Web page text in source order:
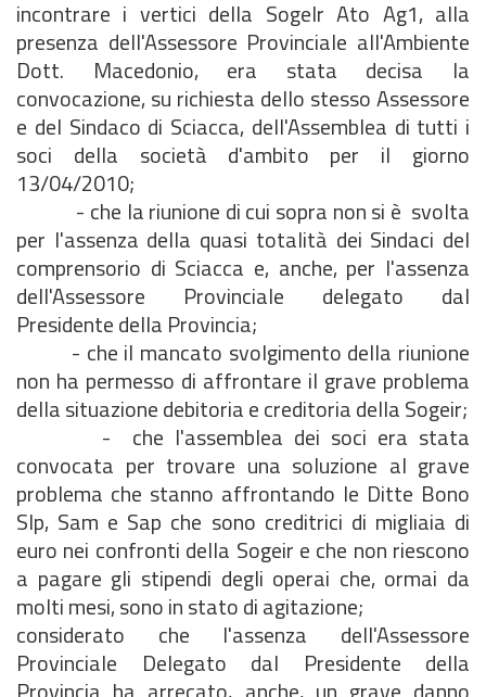
incontrare i vertici della SogeIr Ato Ag1, alla
presenza dell'Assessore Provinciale all'Ambiente
Dott. Macedonio, era stata decisa la
convocazione, su richiesta dello stesso Assessore
e del Sindaco di Sciacca, dell'Assemblea di tutti i
soci della società d'ambito per il giorno
13/04/2010;
- che la riunione di cui sopra non si è svolta
per l'assenza della quasi totalità dei Sindaci del
comprensorio di Sciacca e, anche, per l'assenza
dell'Assessore Provinciale delegato dal
Presidente della Provincia;
- che il mancato svolgimento della riunione
non ha permesso di affrontare il grave problema
della situazione debitoria e creditoria della Sogeir;
- che l'assemblea dei soci era stata
convocata per trovare una soluzione al grave
problema che stanno affrontando le Ditte Bono
Slp, Sam e Sap che sono creditrici di migliaia di
euro nei confronti della Sogeir e che non riescono
a pagare gli stipendi degli operai che, ormai da
molti mesi, sono in stato di agitazione;
considerato che l'assenza dell'Assessore
Provinciale Delegato dal Presidente della